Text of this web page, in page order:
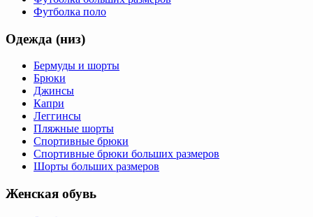
Футболка поло
Одежда (низ)
Бермуды и шорты
Брюки
Джинсы
Капри
Леггинсы
Пляжные шорты
Спортивные брюки
Спортивные брюки больших размеров
Шорты больших размеров
Женская обувь